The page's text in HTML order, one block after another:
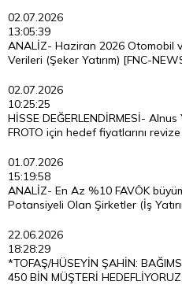
02.07.2026
13:05:39
ANALİZ- Haziran 2026 Otomobil
Verileri (Şeker Yatırım) [FNC-
02.07.2026
10:25:25
HİSSE DEĞERLENDİRMESİ- Alnus
FROTO için hedef fiyatlarını
01.07.2026
15:19:58
ANALİZ- En Az %10 FAVÖK
Potansiyeli Olan Şirketler (İş
22.06.2026
18:28:29
*TOFAŞ/HÜSEYİN ŞAHİN:
450 BİN MÜŞTERİ